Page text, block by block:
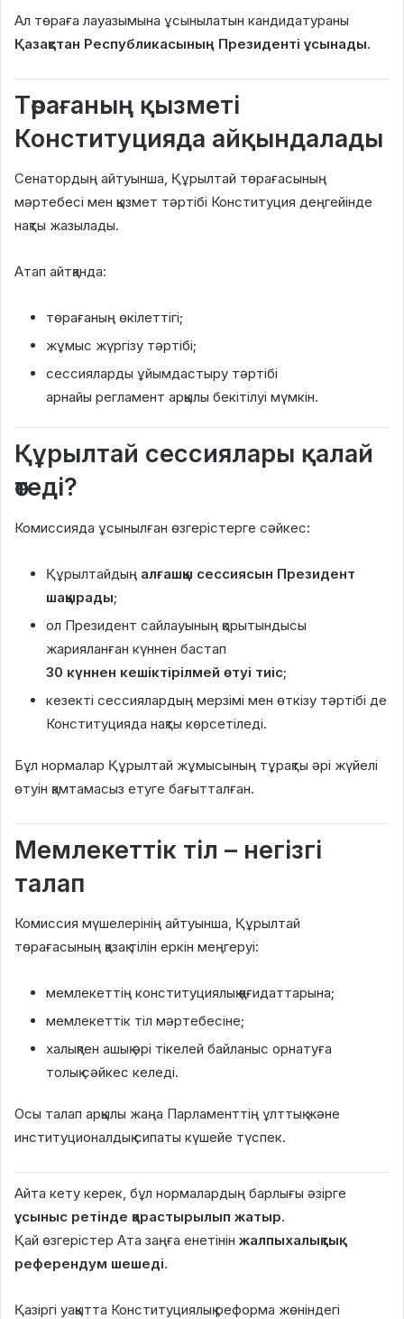
Ал төраға лауазымына ұсынылатын кандидатураны
Қазақстан Республикасының Президенті ұсынады.
Төрағаның қызметі
Конституцияда айқындалады
Сенатордың айтуынша, Құрылтай төрағасының
мәртебесі мен қызмет тәртібі Конституция деңгейінде
нақты жазылады.
Атап айтқанда:
төрағаның өкілеттігі;
жұмыс жүргізу тәртібі;
сессияларды ұйымдастыру тәртібі
арнайы регламент арқылы бекітілуі мүмкін.
Құрылтай сессиялары қалай
өтеді?
Комиссияда ұсынылған өзгерістерге сәйкес:
Құрылтайдың алғашқы сессиясын Президент
шақырады;
ол Президент сайлауының қорытындысы
жарияланған күннен бастап
30 күннен кешіктірілмей өтуі тиіс;
кезекті сессиялардың мерзімі мен өткізу тәртібі де
Конституцияда нақты көрсетіледі.
Бұл нормалар Құрылтай жұмысының тұрақты әрі жүйелі
өтуін қамтамасыз етуге бағытталған.
Мемлекеттік тіл – негізгі
талап
Комиссия мүшелерінің айтуынша, Құрылтай
төрағасының қазақ тілін еркін меңгеруі:
мемлекеттің конституциялық қағидаттарына;
мемлекеттік тіл мәртебесіне;
халықпен ашық әрі тікелей байланыс орнатуға
толық сәйкес келеді.
Осы талап арқылы жаңа Парламенттің ұлттық және
институционалдық сипаты күшейе түспек.
Айта кету керек, бұл нормалардың барлығы әзірге
ұсыныс ретінде қарастырылып жатыр.
Қай өзгерістер Ата заңға енетінін жалпыхалықтық
референдум шешеді.
Қазіргі уақытта Конституциялық реформа жөніндегі